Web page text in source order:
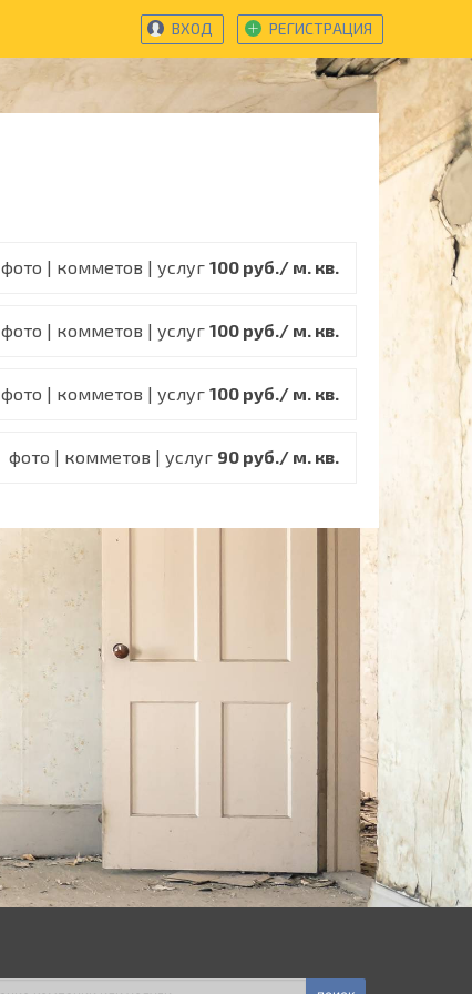
ВХОД РЕГИСТРАЦИЯ
фото | комметов | услуг 100 руб./ м. кв.
фото | комметов | услуг 100 руб./ м. кв.
фото | комметов | услуг 100 руб./ м. кв.
фото | комметов | услуг 90 руб./ м. кв.